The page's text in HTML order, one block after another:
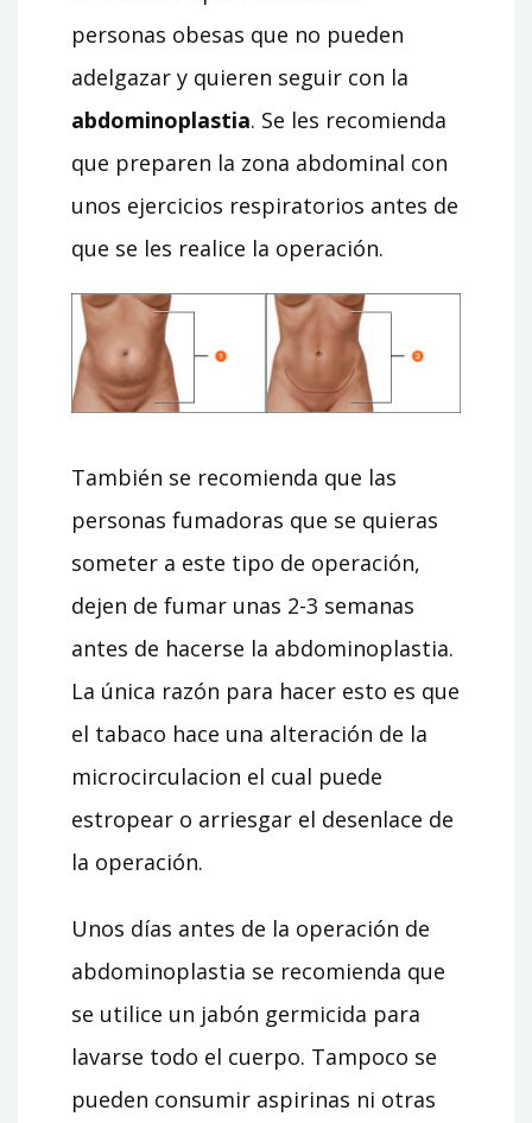
personas obesas que no pueden
adelgazar y quieren seguir con la
abdominoplastia. Se les recomienda
que preparen la zona abdominal con
unos ejercicios respiratorios antes de
que se les realice la operación.
También se recomienda que las
personas fumadoras que se quieras
someter a este tipo de operación,
dejen de fumar unas 2-3 semanas
antes de hacerse la abdominoplastia.
La única razón para hacer esto es que
el tabaco hace una alteración de la
microcirculacion el cual puede
estropear o arriesgar el desenlace de
la operación.
Unos días antes de la operación de
abdominoplastia se recomienda que
se utilice un jabón germicida para
lavarse todo el cuerpo. Tampoco se
pueden consumir aspirinas ni otras